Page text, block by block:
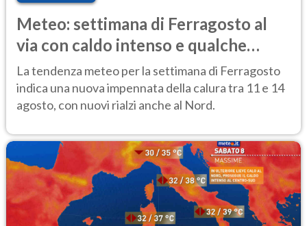
Meteo: settimana di Ferragosto al
via con caldo intenso e qualche
temporale
La tendenza meteo per la settimana di Ferragosto
indica una nuova impennata della calura tra 11 e 14
agosto, con nuovi rialzi anche al Nord.